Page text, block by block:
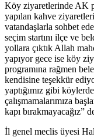
Köy ziyaretlerinde AK
yapılan kahve
vatandaşlarla sohbet
seçim startını ilçe ve
yollara çıktık Allah
yapıyor gece ise köy
programına rağmen
kendisine teşekkür
yaptığımız gibi
çalışmamalarımıza
kapı bırakmayacağız”
İl genel meclis üyesi